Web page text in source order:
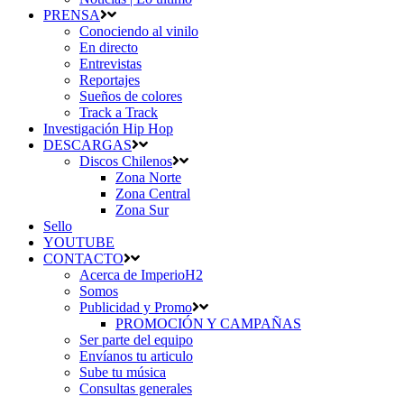
PRENSA
Conociendo al vinilo
En directo
Entrevistas
Reportajes
Sueños de colores
Track a Track
Investigación Hip Hop
DESCARGAS
Discos Chilenos
Zona Norte
Zona Central
Zona Sur
Sello
YOUTUBE
CONTACTO
Acerca de ImperioH2
Somos
Publicidad y Promo
PROMOCIÓN Y CAMPAÑAS
Ser parte del equipo
Envíanos tu articulo
Sube tu música
Consultas generales